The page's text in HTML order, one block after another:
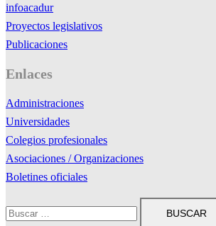
infoacadur
Proyectos legislativos
Publicaciones
Enlaces
Administraciones
Universidades
Colegios profesionales
Asociaciones / Organizaciones
Boletines oficiales
Buscar: